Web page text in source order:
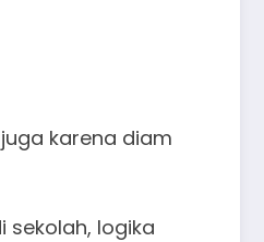
karena diam
sekolah, logika